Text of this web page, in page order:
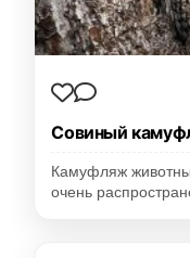
Совиный
Камуфляж
очень